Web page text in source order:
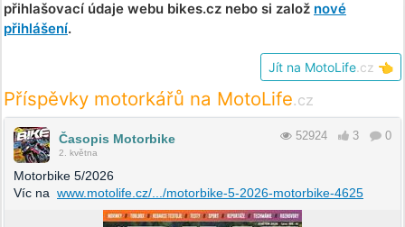
přihlašovací údaje webu bikes.cz nebo si založ nové
přihlášení.
Jít na MotoLife .cz 👈
Příspěvky motorkářů na MotoLife.cz
Časopis Motorbike
2. května
52924 3 0
Motorbike 5/2026
Víc na www.motolife.cz/.../motorbike-5-2026-motorbike-4625